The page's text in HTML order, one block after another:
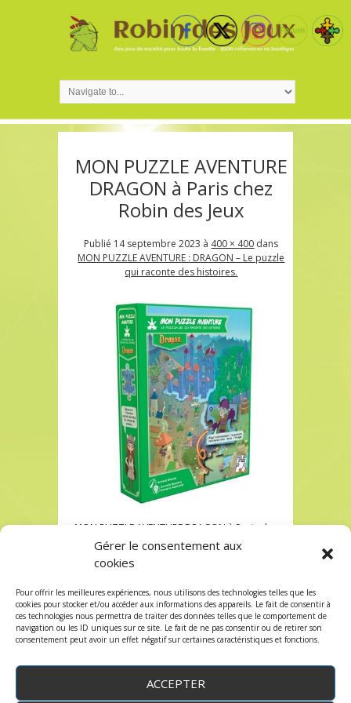
Gérer le consentement aux
cookies
Pour offrir les meilleures expériences, nous utilisons des technologies telles que les
cookies pour stocker et/ou accéder aux informations des appareils. Le fait de consentir à
ces technologies nous permettra de traiter des données telles que le comportement de
navigation ou les ID uniques sur ce site. Le fait de ne pas consentir ou de retirer son
consentement peut avoir un effet négatif sur certaines caractéristiques et fonctions.
ACCEPTER
MON PUZZLE AVENTURE
DRAGON à Paris chez
Robin des Jeux
Publié 14 septembre 2023 à 400 × 400 dans
MON PUZZLE AVENTURE : DRAGON – Le puzzle
qui raconte des histoires.
MON PUZZLE AVENTURE DRAGON à Paris chez
Robin des Jeux
MON PUZZLE AVENTURE DRAGON à Paris chez
Les commentaires et les trackbacks sont
fermés.